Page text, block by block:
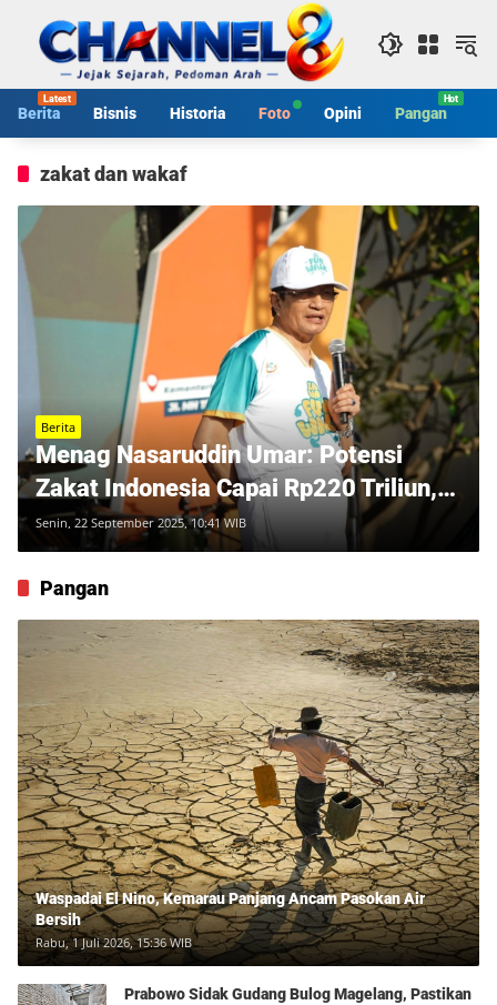
konten
Berita Bisnis Historia Foto Opini Pangan
zakat dan wakaf
Berita
Menag Nasaruddin Umar: Potensi
Zakat Indonesia Capai Rp220 Triliun,
Baru Rp41 Triliun yang Berhasil
Dihimpun
Senin, 22 September 2025, 10:41 WIB
Pangan
Waspadai El Nino, Kemarau Panjang Ancam Pasokan Air
Bersih
Rabu, 1 Juli 2026, 15:36 WIB
Prabowo Sidak Gudang Bulog Magelang, Pastikan